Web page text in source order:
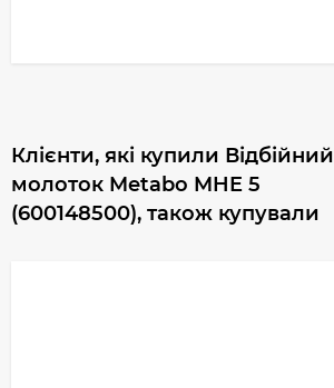
Клієнти, які купили Відбійний
молоток Metabo MHE 5
(600148500), також купували